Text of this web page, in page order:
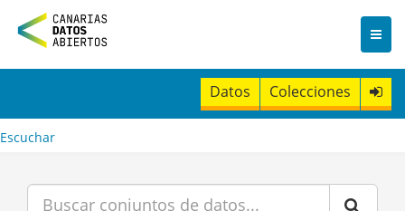
n
t
Datos Colecciones
Escuchar